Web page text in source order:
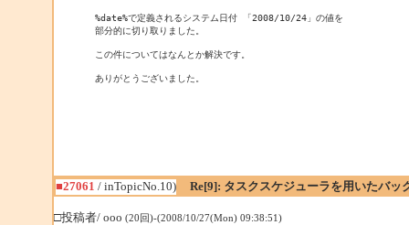
%date%で定義されるシステム日付 「2008/10/24」の値を
部分的に切り取りました。
この件についてはなんとか解決です。
ありがとうございました。
■27061 / inTopicNo.10) Re[9]: タスクスケジューラを用いたバッ
□投稿者/ ooo (20回)-(2008/10/27(Mon) 09:38:51)